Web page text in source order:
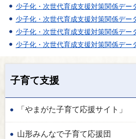
少子化・次世代育成支援対策関係デー
少子化・次世代育成支援対策関係デー
少子化・次世代育成支援対策関係デー
少子化・次世代育成支援対策関係デー
子育て支援
「やまがた子育て応援サイト」
山形みんなで子育て応援団